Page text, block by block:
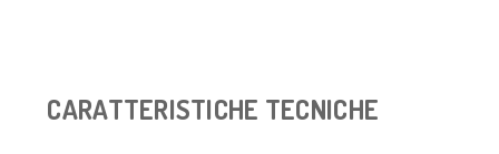
CARATTERISTICHE TECNICHE